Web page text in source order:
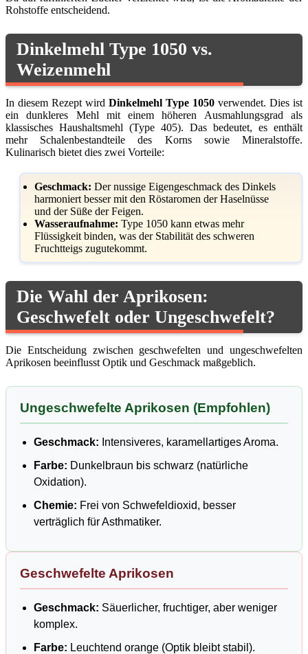
Rohstoffe entscheidend.
Dinkelmehl Type 1050 vs.
Weizenmehl
In diesem Rezept wird Dinkelmehl Type 1050 verwendet. Dies ist
ein dunkleres Mehl mit einem höheren Ausmahlungsgrad als
klassisches Haushaltsmehl (Type 405). Das bedeutet, es enthält
mehr Schalenbestandteile des Korns sowie Mineralstoffe.
Kulinarisch bietet dies zwei Vorteile:
Geschmack: Der nussige Eigengeschmack des Dinkels
harmoniert besser mit den Röstaromen der Haselnüsse
und der Süße der Feigen.
Wasseraufnahme: Type 1050 kann etwas mehr
Flüssigkeit binden, was der Stabilität des schweren
Fruchtteigs zugutekommt.
Die Wahl der Aprikosen:
Geschwefelt oder Ungeschwefelt?
Die Entscheidung zwischen geschwefelten und ungeschwefelten
Aprikosen beeinflusst Optik und Geschmack maßgeblich.
Ungeschwefelte Aprikosen (Empfohlen)
Geschmack: Intensiveres, karamellartiges Aroma.
Farbe: Dunkelbraun bis schwarz (natürliche
Oxidation).
Chemie: Frei von Schwefeldioxid, besser
verträglich für Asthmatiker.
Geschwefelte Aprikosen
Geschmack: Säuerlicher, fruchtiger, aber weniger
komplex.
Farbe: Leuchtend orange (Optik bleibt stabil).